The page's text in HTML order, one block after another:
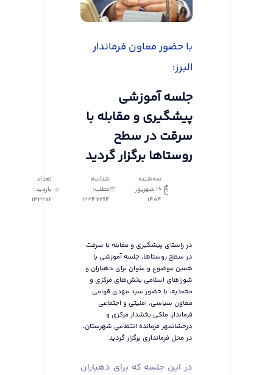
با حضور معاون فرماندار
البرز؛
جلسه آموزشی
پیشگیری و مقابله با
سرقت در سطح
روستاها برگزار گردید
سه‌شنبه
18 شهریور
1404
شناسه
مطلب:
3347294
تعداد
بازدید :
133202
در راستای پیشگیری و مقابله با سرقت
در سطح روستاها، جلسه آموزشی با
همین موضوع و عنوان برای دهیاران و
شوراهای اسلامی بخش‌های مرکزی و
محمدیه، با حضور سید مهدی قوامی
معاون سیاسی، امنیتی و اجتماعی
فرماندار، ملکی بخشدار مرکزی و
درخشانمهر فرمانده انتظامی شهرستان،
در محل فرمانداری برگزار گردید.
در این جلسه که برای دهیاران